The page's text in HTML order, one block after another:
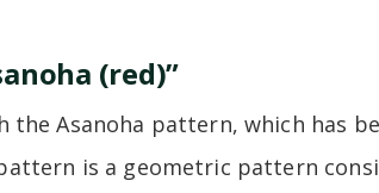
(red)”
Asanoha pattern, which has
is a geometric pattern